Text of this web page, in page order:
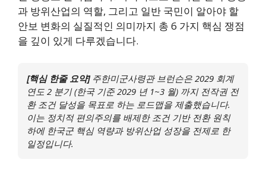
과 방위산업의 역할, 그리고 일반 국민이 알아야 할
안보 변화의 실질적인 의미까지 총 6 가지 핵심 쟁점
을 깊이 있게 다루겠습니다.
[핵심 한줄 요약]주한미군사령관 브런슨은 2029 회계
연도 2 분기 (한국 기준 2029 년 1~3 월) 까지 전작권 전
환 조건 달성을 목표로 하는 로드맵을 제출했습니다.
이는 정치적 편의주의를 배제한 조건 기반 전환 원칙
하에 한국군 핵심 역량과 방위산업 성장을 전제로 한
일정입니다.